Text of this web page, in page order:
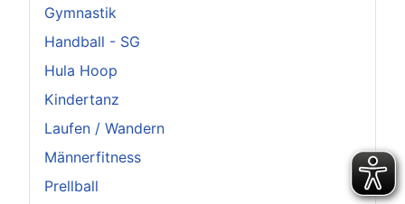
Gymnastik
Handball - SG
Hula Hoop
Kindertanz
Laufen / Wandern
Männerfitness
Prellball